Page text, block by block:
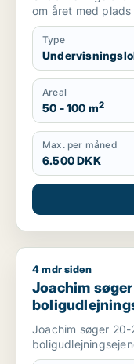
om året med
Type
Areal
50 - 100 m2
Max. per måned
6.500 DKK
Joachim søger
4 mdr siden
Joachim
Joachim søger